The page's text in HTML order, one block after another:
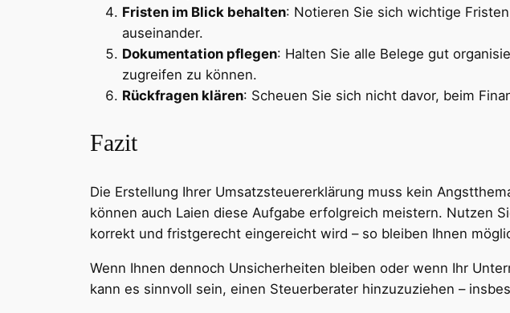
Fristen im Blick behalten: Notieren Sie sich wichtige
auseinander.
Dokumentation pflegen: Halten Sie alle Belege gut
zugreifen zu können.
Rückfragen klären: Scheuen Sie sich nicht davor, beim
Fazit
Die Erstellung Ihrer Umsatzsteuererklärung muss kein
können auch Laien diese Aufgabe erfolgreich meistern. Nutzen
korrekt und fristgerecht eingereicht wird – so bleiben Ihnen
Wenn Ihnen dennoch Unsicherheiten bleiben oder wenn Ihr
kann es sinnvoll sein, einen Steuerberater hinzuzuziehen –